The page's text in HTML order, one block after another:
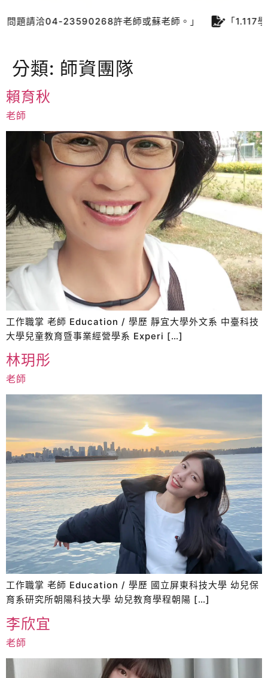
洽04-23590268許老師或蘇老師。」 「1.117學年度
分類: 師資團隊
賴育秋
老師
工作職掌 老師 Education / 學歷 靜宜大學外文系 中臺科技
大學兒童教育暨事業經營學系 Experi […]
林玥彤
老師
工作職掌 老師 Education / 學歷 國立屏東科技大學 幼兒保
育系研究所朝陽科技大學 幼兒教育學程朝陽 […]
李欣宜
老師